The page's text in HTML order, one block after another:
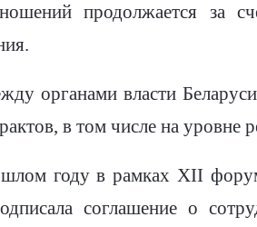
продолжается за
органами власти
в том числе на уровне
году в рамках XII
соглашение о